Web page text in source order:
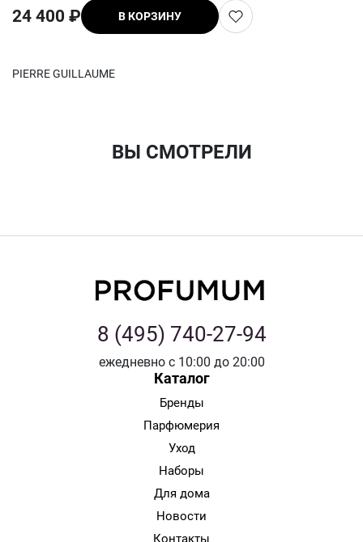
24 400 ₽ В КОРЗИНУ
PIERRE GUILLAUME
ВЫ СМОТРЕЛИ
8 (495) 740-27-94
ежедневно с 10:00 до 20:00
Каталог
Бренды
Парфюмерия
Уход
Наборы
Для дома
Новости
Контакты